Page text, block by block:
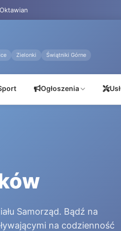
Zielonki Świątniki Górne
Ogłoszenia
Samorząd. Bądź na
na codzienność